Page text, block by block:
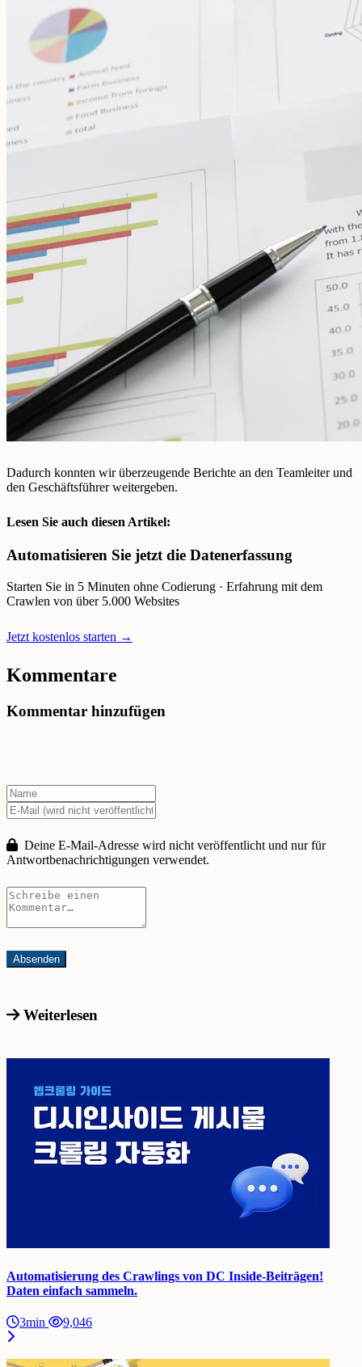
Dadurch konnten wir überzeugende Berichte an den Teamleiter und
den Geschäftsführer weitergeben.
Lesen Sie auch diesen Artikel:
Automatisieren Sie jetzt die Datenerfassung
Starten Sie in 5 Minuten ohne Codierung · Erfahrung mit dem
Crawlen von über 5.000 Websites
Jetzt kostenlos starten →
Kommentare
Kommentar hinzufügen
Deine E-Mail-Adresse wird nicht veröffentlicht und nur für
Antwortbenachrichtigungen verwendet.
Weiterlesen
Automatisierung des Crawlings von DC Inside-Beiträgen!
Daten einfach sammeln.
3min 9,046